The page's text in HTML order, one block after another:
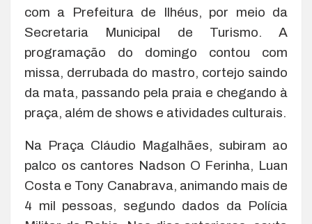
com a Prefeitura de Ilhéus, por meio da
Secretaria Municipal de Turismo. A
programação do domingo contou com
missa, derrubada do mastro, cortejo saindo
da mata, passando pela praia e chegando à
praça, além de shows e atividades culturais.
Na Praça Cláudio Magalhães, subiram ao
palco os cantores Nadson O Ferinha, Luan
Costa e Tony Canabrava, animando mais de
4 mil pessoas, segundo dados da Polícia